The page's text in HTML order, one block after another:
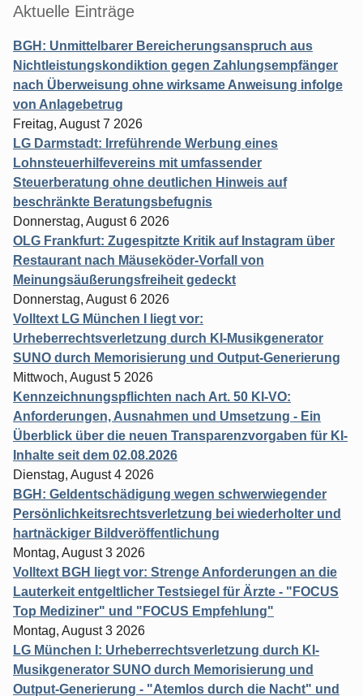
Aktuelle Einträge
BGH: Unmittelbarer Bereicherungsanspruch aus
Nichtleistungskondiktion gegen Zahlungsempfänger
nach Überweisung ohne wirksame Anweisung infolge
von Anlagebetrug
Freitag, August 7 2026
LG Darmstadt: Irreführende Werbung eines
Lohnsteuerhilfevereins mit umfassender
Steuerberatung ohne deutlichen Hinweis auf
beschränkte Beratungsbefugnis
Donnerstag, August 6 2026
OLG Frankfurt: Zugespitzte Kritik auf Instagram über
Restaurant nach Mäuseköder-Vorfall von
Meinungsäußerungsfreiheit gedeckt
Donnerstag, August 6 2026
Volltext LG München I liegt vor:
Urheberrechtsverletzung durch KI-Musikgenerator
SUNO durch Memorisierung und Output-Generierung
Mittwoch, August 5 2026
Kennzeichnungspflichten nach Art. 50 KI-VO:
Anforderungen, Ausnahmen und Umsetzung - Ein
Überblick über die neuen Transparenzvorgaben für KI-
Inhalte seit dem 02.08.2026
Dienstag, August 4 2026
BGH: Geldentschädigung wegen schwerwiegender
Persönlichkeitsrechtsverletzung bei wiederholter und
hartnäckiger Bildveröffentlichung
Montag, August 3 2026
Volltext BGH liegt vor: Strenge Anforderungen an die
Lauterkeit entgeltlicher Testsiegel für Ärzte - "FOCUS
Top Mediziner" und "FOCUS Empfehlung"
Montag, August 3 2026
LG München I: Urheberrechtsverletzung durch KI-
Musikgenerator SUNO durch Memorisierung und
Output-Generierung - "Atemlos durch die Nacht" und